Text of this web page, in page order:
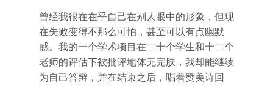
曾经我很在在乎自己在别人眼中的形象，但现
在失败变得不那么可怕，甚至可以有点幽默
感。我的一个学术项目在二十个学生和十二个
老师的评估下被批评地体无完肤，我却能继续
为自己答辩，并在结束之后，唱着赞美诗回